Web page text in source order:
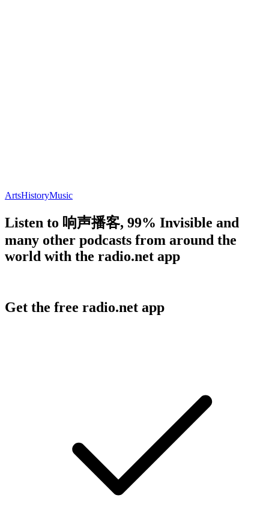
ArtsHistoryMusic
Listen to 响声播客, 99% Invisible and
many other podcasts from around the
world with the radio.net app
Get the free radio.net app